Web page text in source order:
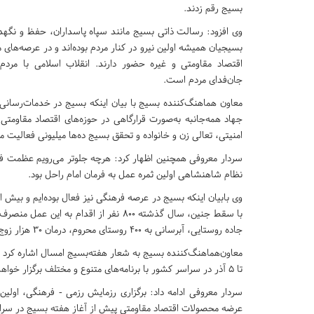
بسیج رقم زدند.
وی افزود: رسالت ذاتی بسیج مانند سپاه پاسداران، حفظ و
بسیجیان همیشه اولین نیرو در کنار مردم بوده‌اند و در
اقتصاد مقاومتی و غیره حضور دارند. انقلاب اسلامی با
جان‌فدای مردم است.
معاون هماهنگ‌کننده بسیج با بیان اینکه بسیج در
جهاد همه‌جانبه به‌صورت قرارگاهی در حوزه‌های اقتصاد
امنیتی، تعالی زن و خانواده و تحقق بسیج ده‌ها میلیونی فعالیت
سردار معروفی همچنين اظهار کرد: هرچه جلوتر می‌رویم عظمت
نظام شاهنشاهی اولین ثمره‌ عمل به فرمان امام راحل بود.
جاده روستایی، آبرسانی به ۴۰۰ روستای محروم، درمان ۳۰ هزار زوج نابارور و اعزام اردوهای راهیان نور گوشه‌ای از اقدامات بسیجیان است.
تا ۵ آذر در سراسر کشور با برنامه‌های متنوع و مختلف برگزار خواهد شد.
سردار معروفی ادامه داد: برگزاری رزمایش رزمی - فرهنگی،
عرضه محصولات اقتصاد مقاومتی پیش از آغاز هفته بسیج در